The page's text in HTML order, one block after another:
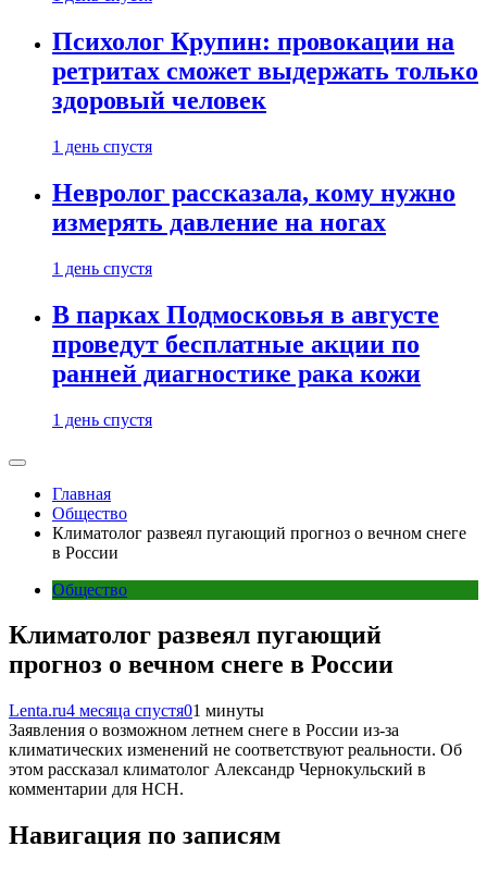
Психолог Крупин: провокации на
ретритах сможет выдержать только
здоровый человек
1 день спустя
Невролог рассказала, кому нужно
измерять давление на ногах
1 день спустя
В парках Подмосковья в августе
проведут бесплатные акции по
ранней диагностике рака кожи
1 день спустя
Главная
Общество
Климатолог развеял пугающий прогноз о вечном снеге
в России
Общество
Климатолог развеял пугающий
прогноз о вечном снеге в России
Lenta.ru4 месяца спустя01 минуты
Заявления о возможном летнем снеге в России из-за
климатических изменений не соответствуют реальности. Об
этом рассказал климатолог Александр Чернокульский в
комментарии для НСН.
Навигация по записям